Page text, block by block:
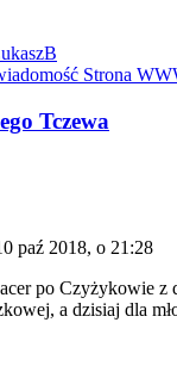
Strona
Tczewa
paź 2018, o 21:28
po Czyżykowie z
a dzisiaj dla